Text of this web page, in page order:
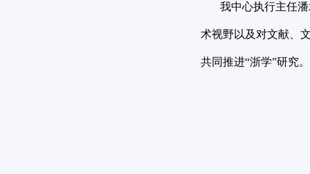
我中心执行主任潘
术视野以及对文献、
共同推进“浙学”研究